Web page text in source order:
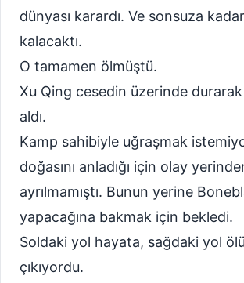
dünyası karardı. Ve sonsuza
kalacaktı.
O tamamen ölmüştü.
Xu Qing cesedin üzerinde
aldı.
Kamp sahibiyle uğraşmak
doğasını anladığı için olay
ayrılmamıştı. Bunun yerine
yapacağına bakmak için bekledi.
Soldaki yol hayata, sağdaki yol
çıkıyordu.